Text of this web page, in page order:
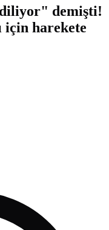
demişti!
harekete